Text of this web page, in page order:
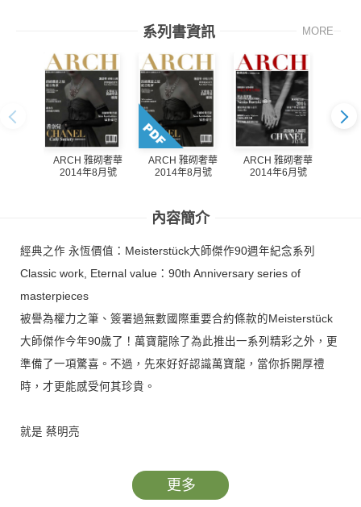
系列書資訊 MORE
ARCH 雅砌奢華
2014年8月號
ARCH 雅砌奢華
2014年8月號
ARCH 雅砌奢華
2014年6月號
內容簡介
經典之作 永恆價值：Meisterstück大師傑作90週年紀念系列
Classic work, Eternal value：90th Anniversary series of
masterpieces
被譽為權力之筆、簽署過無數國際重要合約條款的Meisterstück
大師傑作今年90歲了！萬寶龍除了為此推出一系列精彩之外，更
準備了一項驚喜。不過，先來好好認識萬寶龍，當你拆開厚禮
時，才更能感受何其珍貴。
就是 蔡明亮
鏡頭後是甚麼樣的導演？訪問前不斷找尋眾人對他的定義，但無
論如何，他就是執意做自己的-蔡明亮。
更多